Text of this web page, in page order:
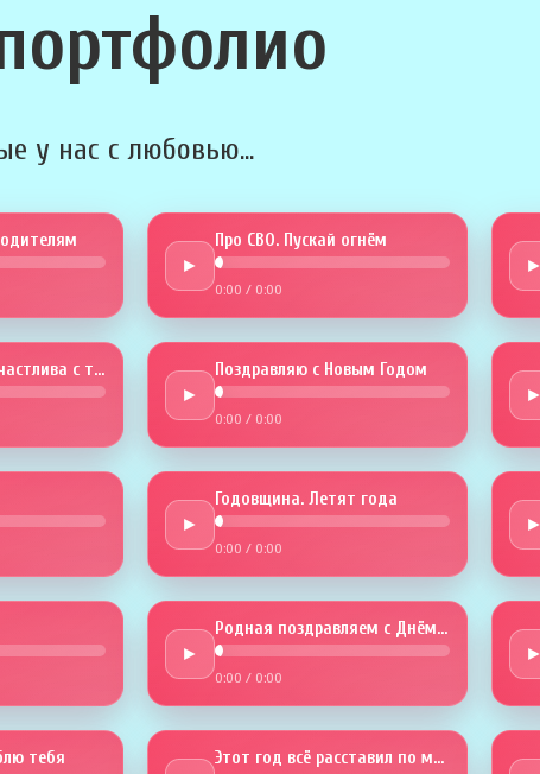
у нас с любовью...
►
Про СВО. Пускай огнём
0:00 / 0:00
►
Свадьба. Я так счастлива с тобой
►
Поздравляю с Новым Годом
0:00 / 0:00
►
►
Годовщина. Летят года
0:00 / 0:00
►
►
Родная поздравляем с Днём рожденья
0:00 / 0:00
►
тебя Этот год всё расставил по местам